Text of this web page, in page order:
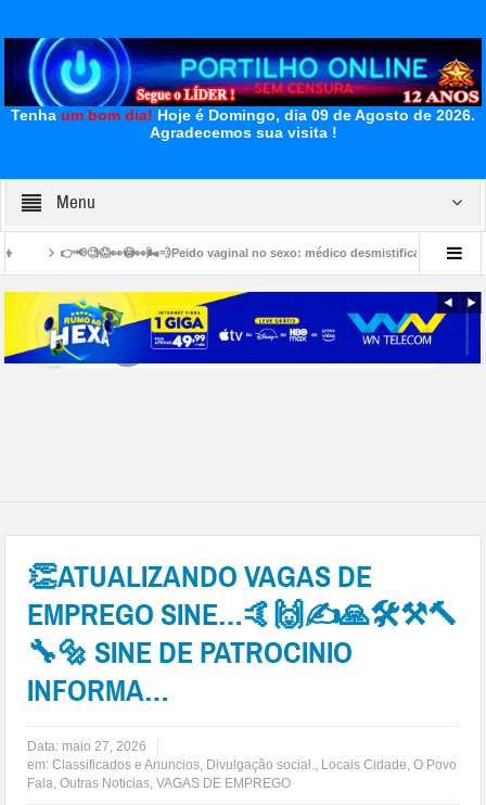
Tenha um bom dia! Hoje é Domingo, dia 09 de Agosto de 2026.
Agradecemos sua visita !
Menu
vaginal no sexo: médico desmistifica preconceito de
👉🏻🚧🚨👎🏻🫵🏻😡😤🫣Serra do Salitre: Portilho Qria fazer uma
👏ATUALIZANDO VAGAS DE
EMPREGO SINE…🤙🙌✍🙏🛠⚒🔨
🔧🔩 SINE DE PATROCINIO
INFORMA…
Data: maio 27, 2026
em:Classificados e Anuncios, Divulgação social., Locais Cidade,O Povo
Fala,Outras Noticias,VAGAS DE EMPREGO